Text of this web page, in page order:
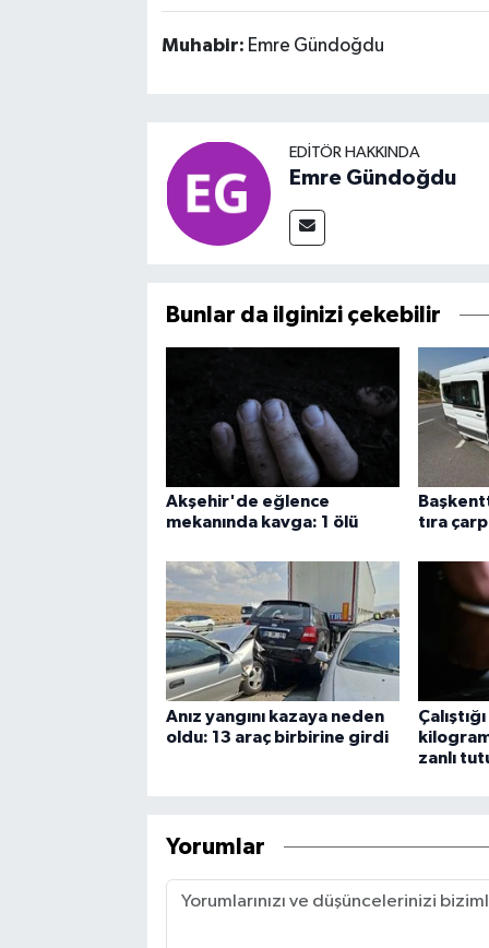
Muhabir: Emre Gündoğdu
EDITÖR HAKKINDA
Emre Gündoğdu
Bunlar da ilginizi çekebilir
Akşehir'de eğlence
mekanında kavga: 1 ölü
tıra
Anız yangını kazaya neden
oldu: 13 araç birbirine girdi
zanlı
Yorumlar